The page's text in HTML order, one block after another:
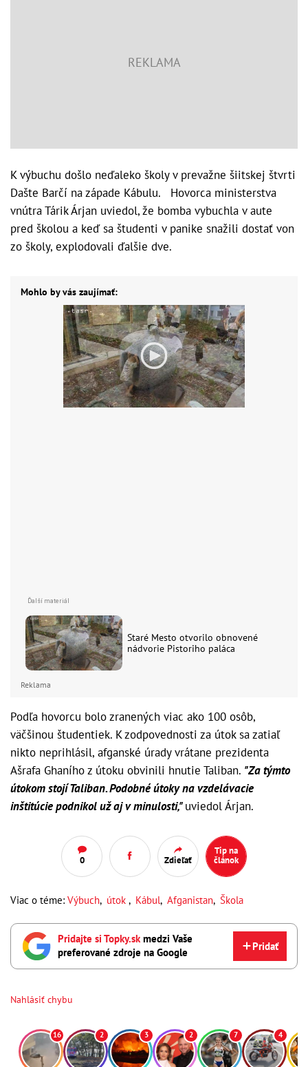
K výbuchu došlo neďaleko školy v prevažne šiitskej štvrti
Dašte Barčí na západe Kábulu. Hovorca ministerstva
vnútra Tárik Árjan uviedol, že bomba vybuchla v aute
pred školou a keď sa študenti v panike snažili dostať von
zo školy, explodovali ďalšie dve.
Mohlo by vás zaujímať:
Staré Mesto otvorilo obnovené
nádvorie Pistoriho paláca
Reklama
Podľa hovorcu bolo zranených viac ako 100 osôb,
väčšinou študentiek. K zodpovednosti za útok sa zatiaľ
nikto neprihlásil, afganské úrady vrátane prezidenta
Ašrafa Ghaního z útoku obvinili hnutie Taliban. "Za týmto
útokom stojí Taliban. Podobné útoky na vzdelávacie
inštitúcie podnikol už aj v minulosti,"uviedol Árjan.
0 Zdieľať
Tip na
článok
Viac o téme: Výbuch, útok , Kábul, Afganistan, Škola
Pridajte si Topky.skmedzi Vaše
preferované zdroje na Google
Pridať
Nahlásiť chybu
16 2 3 2 7 4